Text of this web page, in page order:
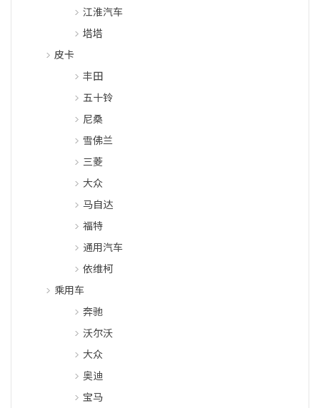
江淮汽车
塔塔
皮卡
丰田
五十铃
尼桑
雪佛兰
三菱
大众
马自达
福特
通用汽车
依维柯
乘用车
奔驰
沃尔沃
大众
奥迪
宝马